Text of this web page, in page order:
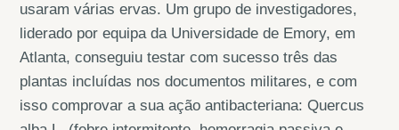
usaram várias ervas. Um grupo de investigadores,
liderado por equipa da Universidade de Emory, em
Atlanta, conseguiu testar com sucesso três das
plantas incluídas nos documentos militares, e com
isso comprovar a sua ação antibacteriana: Quercus